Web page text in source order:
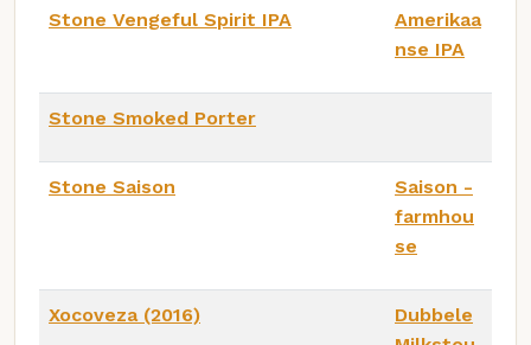
Stone Vengeful Spirit IPA
Amerikaa
nse IPA
Stone Smoked Porter
Stone Saison
Saison -
farmhou
se
Xocoveza (2016)
Dubbele